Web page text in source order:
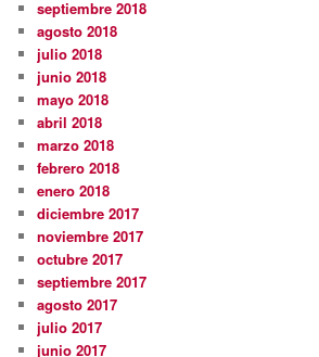
septiembre 2018
agosto 2018
julio 2018
junio 2018
mayo 2018
abril 2018
marzo 2018
febrero 2018
enero 2018
diciembre 2017
noviembre 2017
octubre 2017
septiembre 2017
agosto 2017
julio 2017
junio 2017